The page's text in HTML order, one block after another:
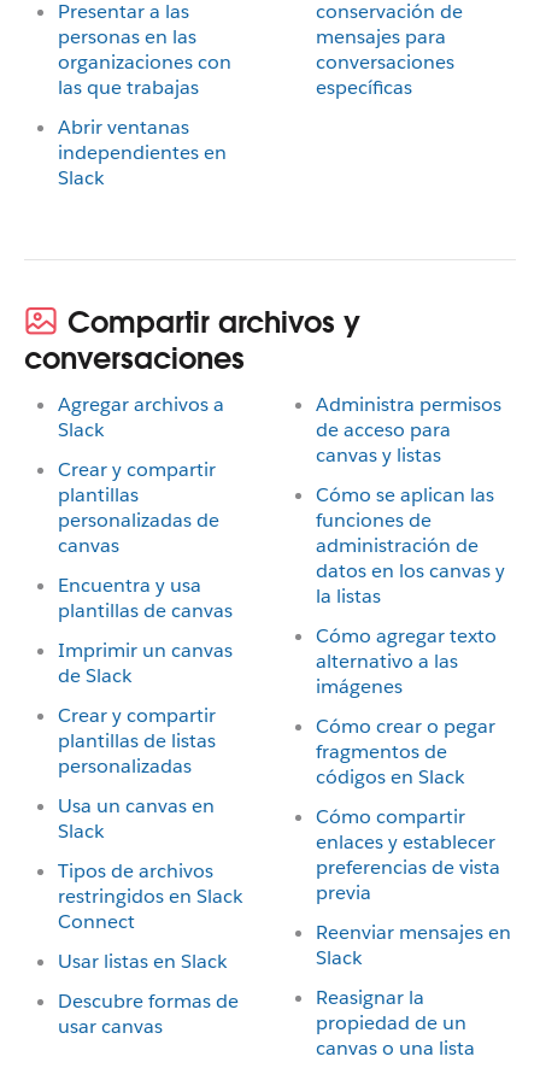
Presentar a las
personas en las
organizaciones con
las que trabajas
Abrir ventanas
independientes en
Slack
conservación de
mensajes para
conversaciones
específicas
Compartir archivos y
conversaciones
Agregar archivos a
Slack
Crear y compartir
plantillas
personalizadas de
canvas
Encuentra y usa
plantillas de canvas
Imprimir un canvas
de Slack
Crear y compartir
plantillas de listas
personalizadas
Usa un canvas en
Slack
Tipos de archivos
restringidos en Slack
Connect
Usar listas en Slack
Descubre formas de
usar canvas
Administra permisos
de acceso para
canvas y listas
Cómo se aplican las
funciones de
administración de
datos en los canvas y
la listas
Cómo agregar texto
alternativo a las
imágenes
Cómo crear o pegar
fragmentos de
códigos en Slack
Cómo compartir
enlaces y establecer
preferencias de vista
previa
Reenviar mensajes en
Slack
Reasignar la
propiedad de un
canvas o una lista